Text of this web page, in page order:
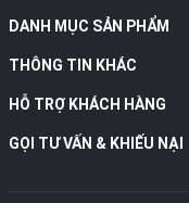
DANH MỤC SẢN PHẨM
THÔNG TIN KHÁC
HỖ TRỢ KHÁCH HÀNG
GỌI TƯ VẤN & KHIẾU NẠI